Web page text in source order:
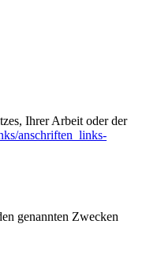
Ihrer Arbeit oder der
anschriften_links-
genannten Zwecken